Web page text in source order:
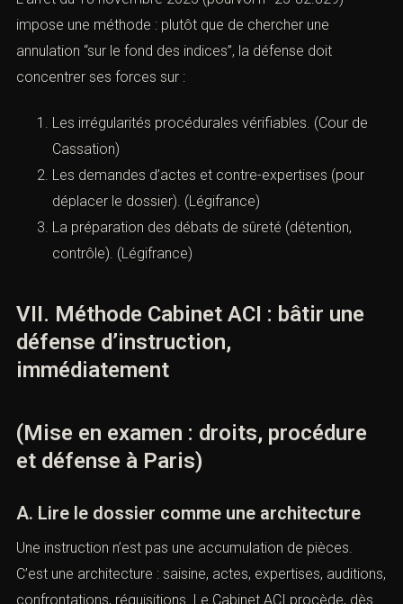
impose une méthode : plutôt que de chercher une
annulation “sur le fond des indices”, la défense doit
concentrer ses forces sur :
Les irrégularités procédurales vérifiables. (Cour de
Cassation)
Les demandes d’actes et contre-expertises (pour
déplacer le dossier). (Légifrance)
La préparation des débats de sûreté (détention,
contrôle). (Légifrance)
VII. Méthode Cabinet ACI : bâtir une
défense d’instruction,
immédiatement
(Mise en examen : droits, procédure
et défense à Paris)
A. Lire le dossier comme une architecture
Une instruction n’est pas une accumulation de pièces.
C’est une architecture : saisine, actes, expertises, auditions,
confrontations, réquisitions. Le Cabinet ACI procède, dès